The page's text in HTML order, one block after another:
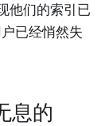
他们的索引已
已经悄然失
息的